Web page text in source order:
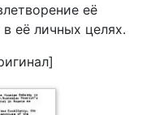
её
её личных целях.